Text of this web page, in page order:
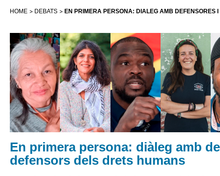
HOME DEBATS EN PRIMERA PERSONA: DIÀLEG AMB DEFENSORES
En primera persona: diàleg amb
defensors dels drets humans